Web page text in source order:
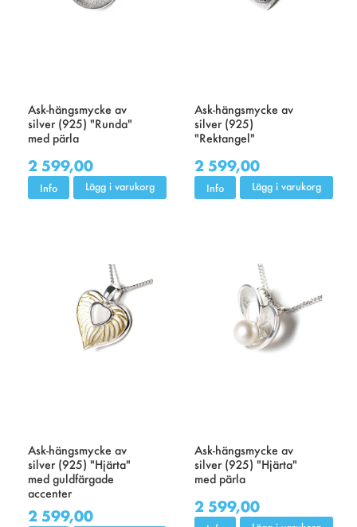
Ask-hängsmycke av
silver (925) "Runda"
med pärla
2 599,00
Info Lägg i varukorg
Ask-hängsmycke av
silver (925)
"Rektangel"
2 599,00
Info Lägg i varukorg
Ask-hängsmycke av
silver (925) "Hjärta"
med guldfärgade
accenter
2 599,00
Ask-hängsmycke av
silver (925) "Hjärta"
med pärla
2 599,00